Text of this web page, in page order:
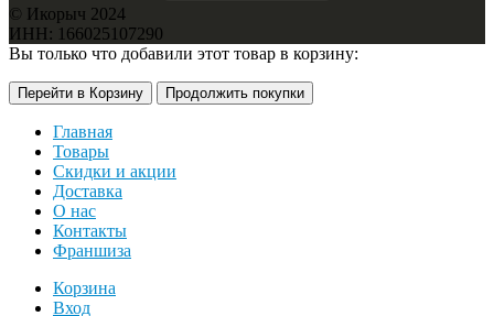
© Икорыч 2024
ИНН: 166025107290
Вы только что добавили этот товар в корзину:
Перейти в Корзину Продолжить покупки
Главная
Товары
Скидки и акции
Доставка
О нас
Контакты
Франшиза
Корзина
Вход